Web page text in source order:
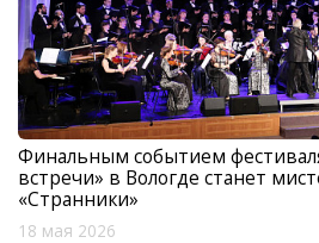
Финальным событием
встречи» в Вологде станет
«Странники»
18 мая 2026